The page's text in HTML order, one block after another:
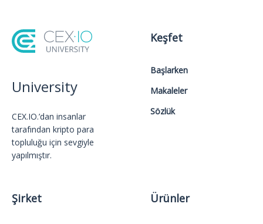
University
CEX.IO.’dan insanlar
tarafından kripto para
topluluğu için sevgiyle
yapılmıştır.
Keşfet
Başlarken
Makaleler
Sözlük
Şirket Ürünler